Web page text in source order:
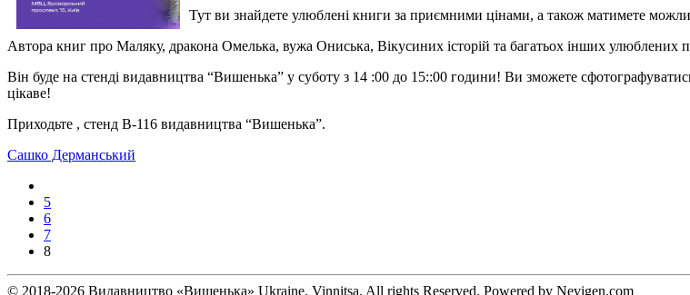
Тут ви знайдете улюблені книги за приємними цінами, а також матимете
Автора книг про Маляку, дракона Омелька, вужа Ониська, Вікусиних історій та багатьох інших улюблених
Він буде на стенді видавництва “Вишенька” у суботу з 14 :00 до 15::00 години! Ви зможете
цікаве!
Приходьте , стенд В-116 видавництва “Вишенька”.
Сашко Дерманський
5
6
7
8
© 2018-2026 Видавництво «Вишенька» Ukraine, Vinnitsa. All rights Reserved. Powered by Nevigen.com